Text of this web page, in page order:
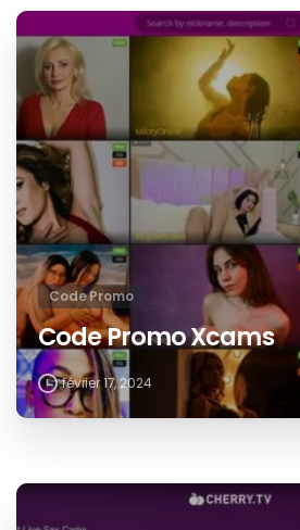
Code Promo
Code Promo Xcams
février 17, 2024